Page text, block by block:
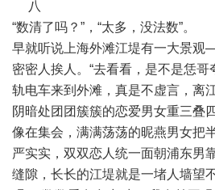
八
“数清了吗？”，“太多，没法数”。
早就听说上海外滩江堤有一大景
密密人挨人。“去看看，是不是恁哥
轨电车来到外滩，真是不虚言，离
阴暗处团团簇簇的恋爱男女重三叠
像在集会，满满荡荡的昵燕男女把
严实实，双双恋人统一面朝浦东男
缝隙，长长的江堤就是一堵人墙望